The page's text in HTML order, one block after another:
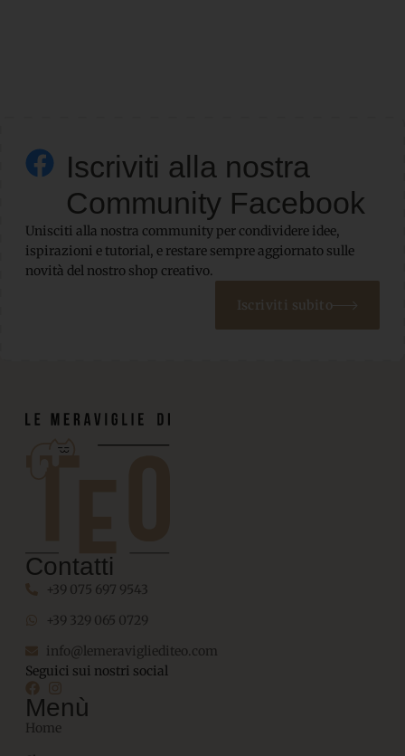
Iscriviti alla nostra
Community Facebook
Unisciti alla nostra community per condividere idee,
ispirazioni e tutorial, e restare sempre aggiornato sulle
novità del nostro shop creativo.
Iscriviti subito
Contatti
+39 075 697 9543
+39 329 065 0729
info@lemeravigliediteo.com
Seguici sui nostri social
Menù
Home